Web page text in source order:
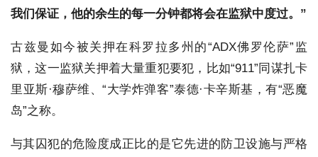
我们保证，他的余生的每一分钟都将会在监狱中度过。”
古兹曼如今被关押在科罗拉多州的“ADX佛罗伦萨”监
狱，这一监狱关押着大量重犯要犯，比如“911”同谋扎卡
里亚斯·穆萨维、“大学炸弹客”泰德·卡辛斯基，有“恶魔
岛”之称。
与其囚犯的危险度成正比的是它先进的防卫设施与严格